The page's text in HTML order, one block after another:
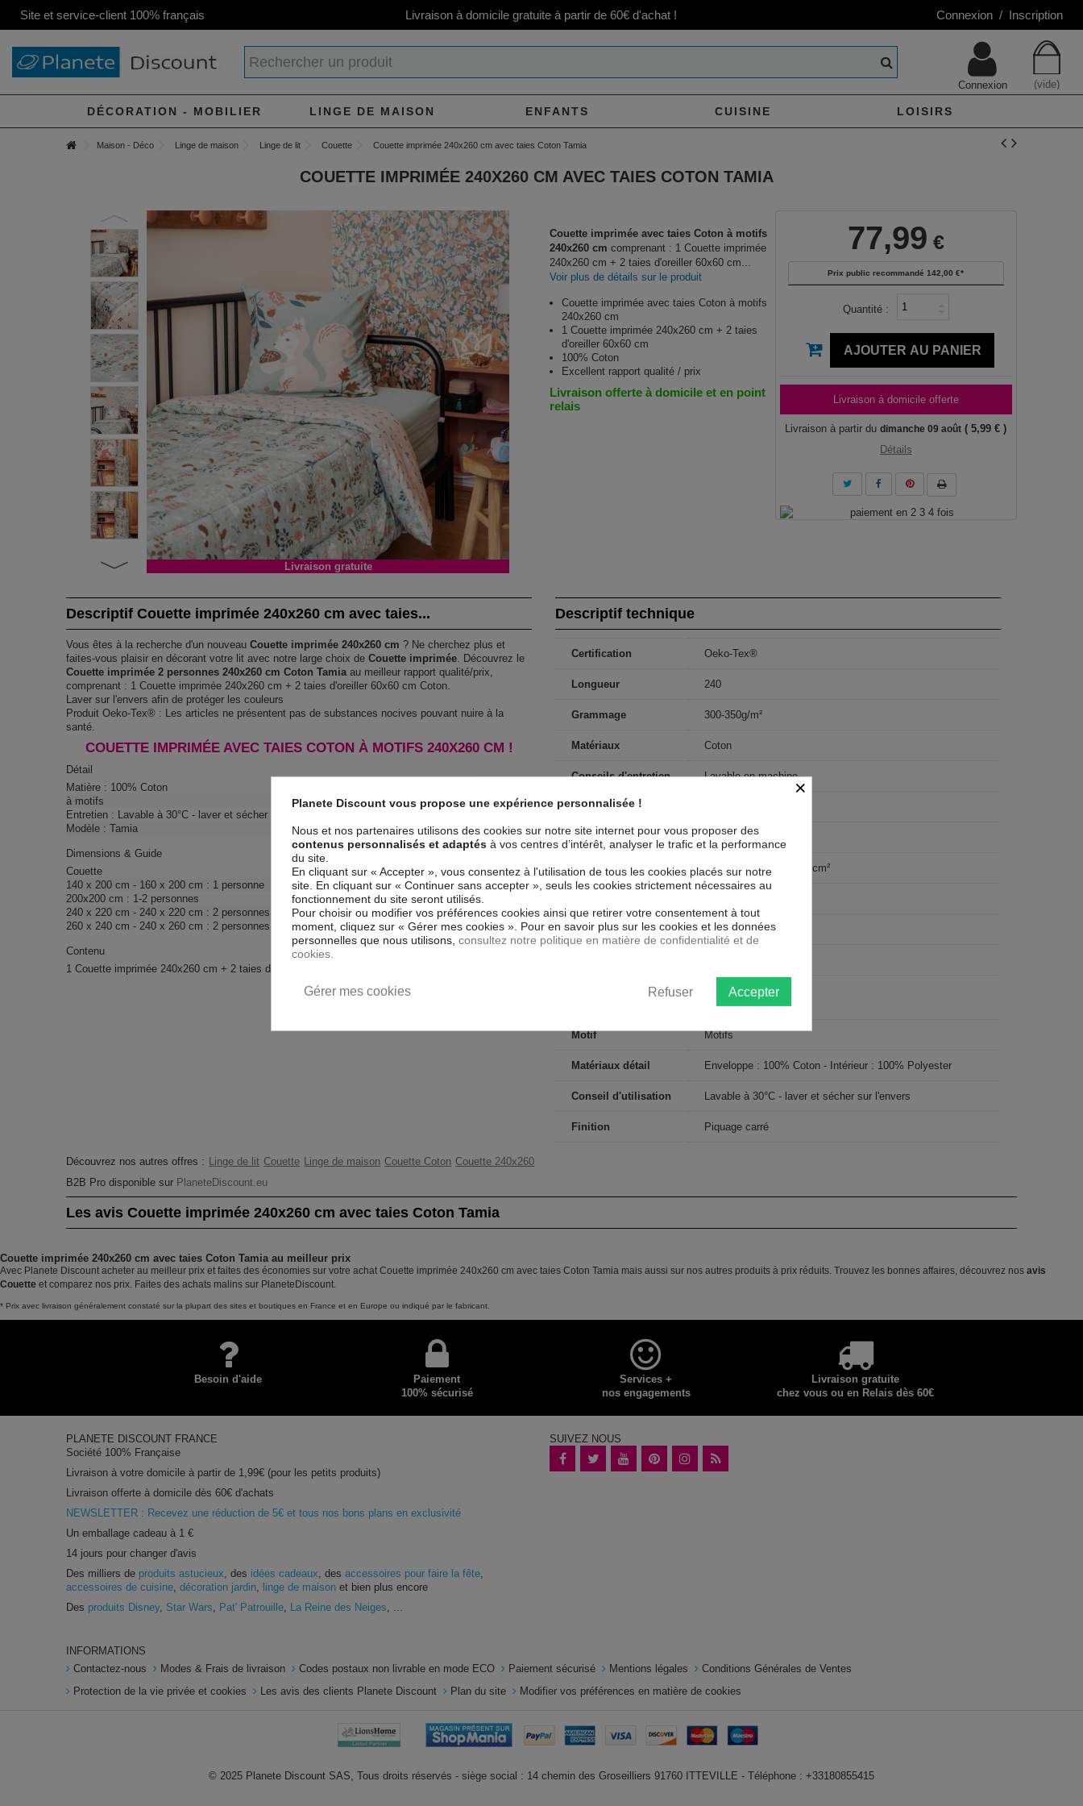
Site et service-client 100% français Livraison à domicile gratuite à partir de 60€ d'achat ! Connexion / Inscription
(vide)
Connexion
DÉCORATION - MOBILIER LINGE DE MAISON ENFANTS CUISINE LOISIRS
Maison - Déco Linge de maison Linge de lit Couette Couette imprimée 240x260 cm avec taies Coton Tamia
COUETTE IMPRIMÉE 240X260 CM AVEC TAIES COTON TAMIA
Livraison gratuite
Couette imprimée avec taies Coton à motifs
240x260 cm comprenant : 1 Couette imprimée
240x260 cm + 2 taies d'oreiller 60x60 cm...
Voir plus de détails sur le produit
Couette imprimée avec taies Coton à motifs
240x260 cm
1 Couette imprimée 240x260 cm + 2 taies
d'oreiller 60x60 cm
100% Coton
Excellent rapport qualité / prix
Livraison offerte à domicile et en point
relais
77,99 €
Prix public recommandé 142,00 €*
Quantité :
AJOUTER AU PANIER
Livraison à domicile offerte
Livraison à partir du dimanche 09 août ( 5,99 € )
Détails
Descriptif Couette imprimée 240x260 cm avec taies...
Vous êtes à la recherche d'un nouveauCouette imprimée 240x260 cm ? Ne cherchez plus et
faites-vous plaisir en décorant votre lit avec notre large choix deCouette imprimée . Découvrez le
Couette imprimée 2 personnes 240x260 cm Coton Tamia au meilleur rapport qualité/prix,
comprenant : 1 Couette imprimée 240x260 cm + 2 taies d'oreiller 60x60 cm Coton.
Laver sur l'envers afin de protéger les couleurs
Produit Oeko-Tex® : Les articles ne présentent pas de substances nocives pouvant nuire à la
santé.
COUETTE IMPRIMÉE AVEC TAIES COTON À MOTIFS 240X260 CM !
Détail
Matière : 100% Coton
à motifs
Entretien : Lavable à 30°C - laver et sécher sur l'envers
Modèle : Tamia
Dimensions & Guide
Couette
140 x 200 cm - 160 x 200 cm : 1 personne
200x200 cm : 1-2 personnes
240 x 220 cm - 240 x 220 cm : 2 personnes
260 x 240 cm - 240 x 260 cm : 2 personnes
Contenu
1 Couette imprimée 240x260 cm + 2 taies d'oreiller 60x60 cm
Descriptif technique
Certification Oeko-Tex®
Longueur 240
Grammage 300-350g/m²
Matériaux Coton
Conseils d'entretien Lavable en machine
Type de public
Largeur 260
Nombre de fils Tissage serré - 57 fils /cm²
Couleur marketing Multicolore
2 personnes
Motif Motifs
Matériaux détail Enveloppe : 100% Coton - Intérieur : 100% Polyester
Conseil d'utilisation Lavable à 30°C - laver et sécher sur l'envers
Finition Piquage carré
Découvrez nos autres offres : Linge de lit Couette Linge de maison Couette Coton Couette 240x260
B2B Pro disponible sur PlaneteDiscount.eu
Les avis Couette imprimée 240x260 cm avec taies Coton Tamia
Couette imprimée 240x260 cm avec taies Coton Tamia au meilleur prix
Avec Planete Discount acheter au meilleur prix et faites des économies sur votre achat Couette imprimée 240x260 cm avec taies Coton Tamia mais aussi sur nos autres produits à prix réduits. Trouvez les bonnes affaires, découvrez nos avis
Couette et comparez nos prix. Faites des achats malins sur PlaneteDiscount.
* Prix avec livraison généralement constaté sur la plupart des sites et boutiques en France et en Europe ou indiqué par le fabricant.
Besoin d'aide
Paiement
100% sécurisé
Services +
nos engagements
Livraison gratuite
chez vous ou en Relais dès 60€
PLANETE DISCOUNT FRANCE
Société 100% Française
Livraison à votre domicile à partir de 1,99€ (pour les petits produits)
Livraison offerte à domicile dès 60€ d'achats
NEWSLETTER : Recevez une réduction de 5€ et tous nos bons plans en exclusivité
Un emballage cadeau à 1 €
14 jours pour changer d'avis
Des milliers de produits astucieux , des idées cadeaux , desaccessoires pour faire la fête
accessoires de cuisine ,décoration jardin linge de maison et bien plus encore
Des produits Disney, Star Wars Pat' Patrouille La Reine des Neiges
SUIVEZ NOUS
INFORMATIONS
Contactez-nous
Modes & Frais de livraison Codes postaux non livrable en mode ECO Paiement sécurisé Mentions légales
Conditions Générales de Ventes
Protection de la vie privée et cookies
Les avis des clients Planete Discount Plan du site Modifier vos préférences en matière de cookies
© 2025 Planete Discount SAS, Tous droits réservés - siège social : 14 chemin des Groseilliers 91760 ITTEVILLE - Téléphone : +33180855415
×
Planete Discount vous propose une expérience personnalisée !
Nous et nos partenaires utilisons des cookies sur notre site internet pour vous proposer des
contenus personnalisés et adaptés à vos centres d’intérêt, analyser le trafic et la performance
du site.
En cliquant sur « Accepter », vous consentez à l'utilisation de tous les cookies placés sur notre
site. En cliquant sur « Continuer sans accepter », seuls les cookies strictement nécessaires au
fonctionnement du site seront utilisés.
Pour choisir ou modifier vos préférences cookies ainsi que retirer votre consentement à tout
moment, cliquez sur « Gérer mes cookies ». Pour en savoir plus sur les cookies et les données
personnelles que nous utilisons, consultez notre politique en matière de confidentialité et de
cookies.
Accepter
Refuser
Gérer mes cookies